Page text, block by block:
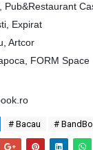
Pub&Restaurant
Expirat
Artcor
FORM Space
# Bacau #